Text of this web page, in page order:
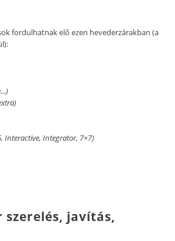
fordulhatnak elő ezen hevederzárakban (a
Interactive, Integrator, 7×7)
szerelés, javítás,